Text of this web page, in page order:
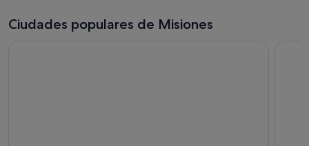
Ciudades populares de Misiones